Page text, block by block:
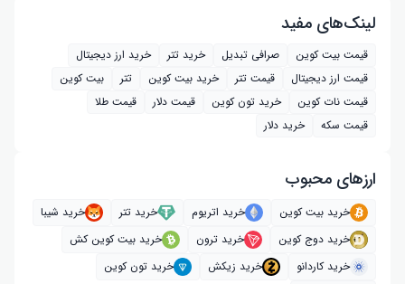
لینک‌های مفید
قیمت بیت کوین صرافی تبدیل خرید تتر
خرید ارز دیجیتال
قیمت ارز دیجیتال
قیمت تتر خرید بیت‌ کوین تتر
بیت کوین
قیمت نات کوین
خرید تون کوین قیمت دلار
قیمت طلا
قیمت سکه
خرید دلار
ارز‌های محبوب
خرید بیت کوین خرید اتریوم خرید تتر
خرید شیبا
خرید دوج کوین
خرید ترون
خرید بیت کوین کش
خرید کاردانو
خرید زیکش
خرید تون کوین